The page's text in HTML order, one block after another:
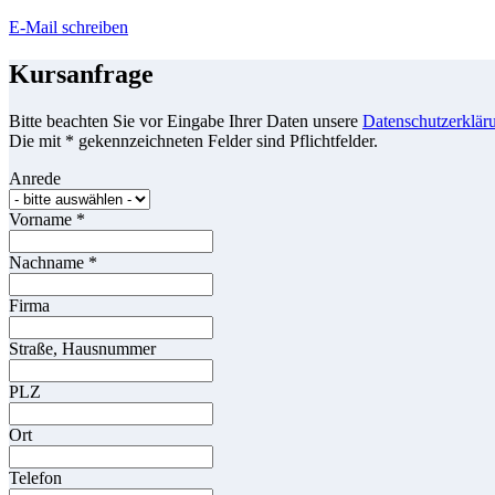
E-Mail schreiben
Kursanfrage
Bitte beachten Sie vor Eingabe Ihrer Daten unsere
Die mit * gekennzeichneten Felder sind Pflichtfelder.
Anrede
Vorname *
Nachname *
Firma
Straße, Hausnummer
PLZ
Ort
Telefon